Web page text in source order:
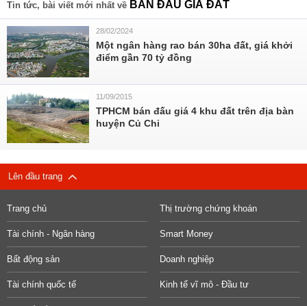
Tin tức, bài viết mới nhất về BÁN ĐẤU GIÁ ĐẤT
28/02/2024
Một ngân hàng rao bán 30ha đất, giá khởi
điểm gần 70 tỷ đồng
11/09/2015
TPHCM bán đấu giá 4 khu đất trên địa bàn
huyện Củ Chi
Lên đầu trang
Trang chủ Thị trường chứng khoán
Tài chính - Ngân hàng Smart Money
Bất động sản Doanh nghiệp
Tài chính quốc tế Kinh tế vĩ mô - Đầu tư